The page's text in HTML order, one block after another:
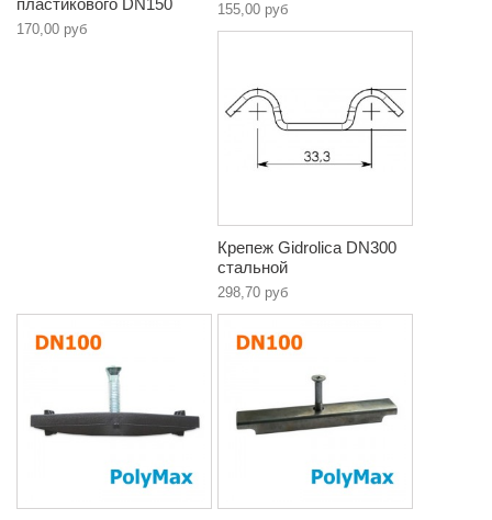
пластикового DN150
170,00 руб
155,00 руб
Крепеж Gidrolica DN300
стальной
298,70 руб